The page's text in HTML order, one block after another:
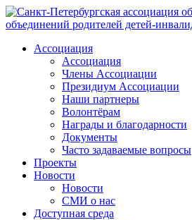
Ассоциация
Ассоциация
Члены Ассоциации
Президиум Ассоциации
Наши партнеры
Волонтёрам
Награды и благодарности
Документы
Часто задаваемые вопросы
Проекты
Новости
Новости
СМИ о нас
Доступная среда